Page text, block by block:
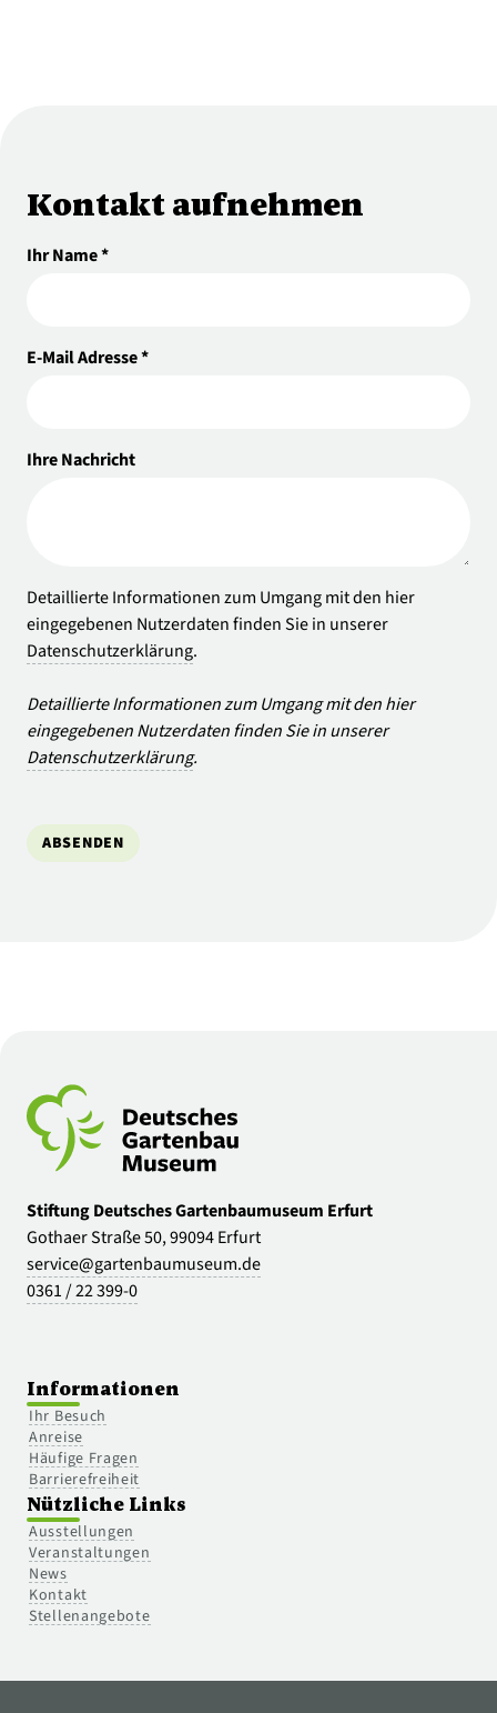
Kontakt aufnehmen
Ihr Name *
E-Mail Adresse *
Ihre Nachricht
Detaillierte Informationen zum Umgang mit den hier
eingegebenen Nutzerdaten finden Sie in unserer
Datenschutzerklärung.
Detaillierte Informationen zum Umgang mit den hier
eingegebenen Nutzerdaten finden Sie in unserer
Datenschutzerklärung.
ABSENDEN
Stiftung Deutsches Gartenbaumuseum Erfurt
Gothaer Straße 50, 99094 Erfurt
service@gartenbaumuseum.de
0361 / 22 399-0
Informationen
Ihr Besuch
Anreise
Häufige Fragen
Barrierefreiheit
Nützliche Links
Ausstellungen
Veranstaltungen
News
Kontakt
Stellenangebote